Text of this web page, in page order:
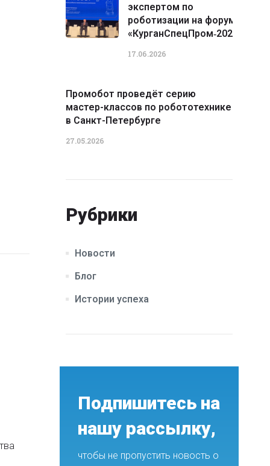
экспертом по
роботизации на форуме
«КурганСпецПром‑2026»
17.06.2026
Промобот проведёт серию
мастер-классов по робототехнике
в Санкт-Петербурге
27.05.2026
Рубрики
Новости
Блог
Истории успеха
Подпишитесь на
нашу рассылку,
чтобы не пропустить новость о